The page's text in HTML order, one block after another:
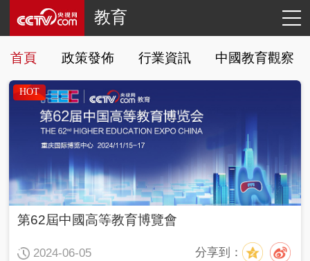
教育
首頁 政策發佈 行業資訊 中國教育觀察
HOT
第62屆中國高等教育博覽會
2024-06-05 分享到：